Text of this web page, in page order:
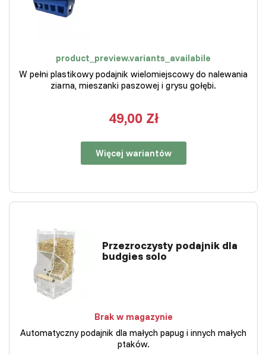
product_preview.variants_availabile
W pełni plastikowy podajnik wielomiejscowy do nalewania
ziarna, mieszanki paszowej i grysu gołębi.
49,00 Zł
Więcej wariantów
Przezroczysty podajnik dla
budgies solo
Brak w magazynie
Automatyczny podajnik dla małych papug i innych małych
ptaków.